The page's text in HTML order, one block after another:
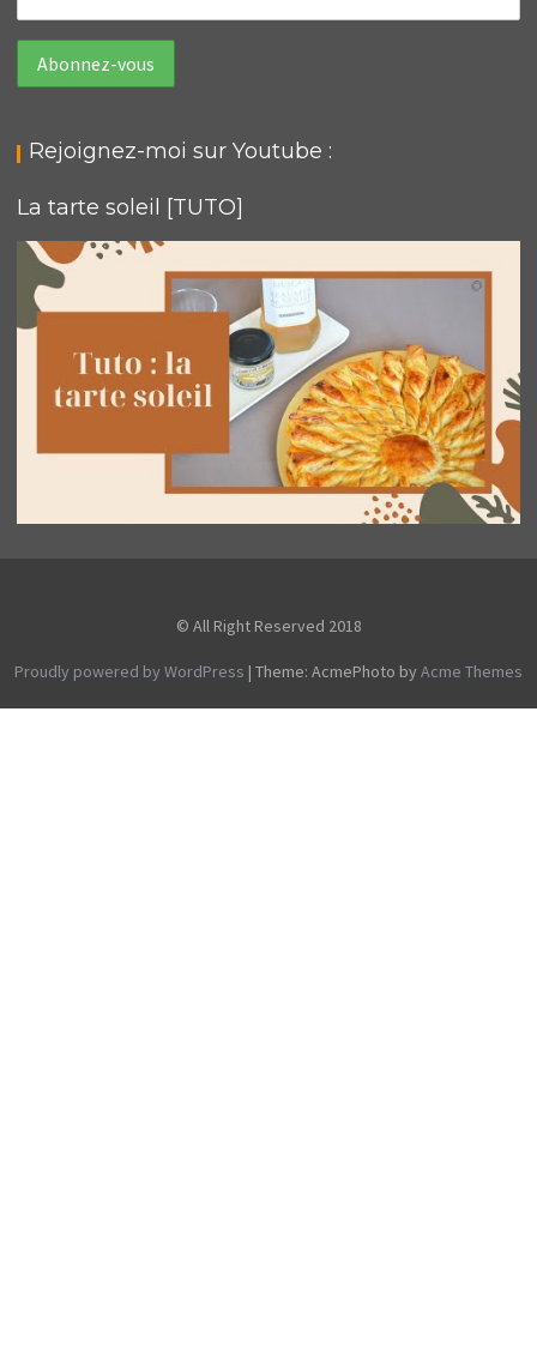
Rejoignez-moi sur Youtube :
La tarte soleil [TUTO]
© All Right Reserved 2018
Proudly powered by WordPress | Theme: AcmePhoto by Acme Themes